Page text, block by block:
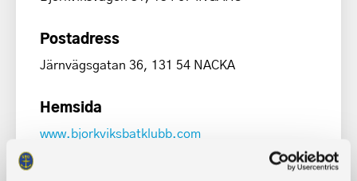
Postadress
Järnvägsgatan 36, 131 54 NACKA
Hemsida
www.bjorkviksbatklubb.com